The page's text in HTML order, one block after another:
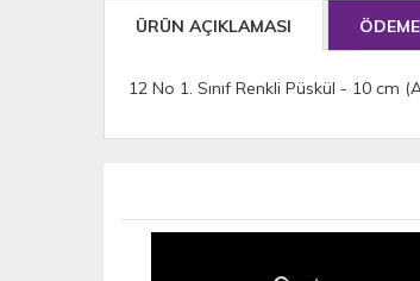
ÜRÜN AÇIKLAMASI
12 No 1. Sınıf Renkli Püskül - 10 cm